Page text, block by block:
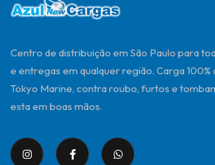
Centro de distribuição em São Paulo para
e entregas em qualquer região. Carga 100%
Tokyo Marine, contra roubo, furtos e
esta em boas mãos.